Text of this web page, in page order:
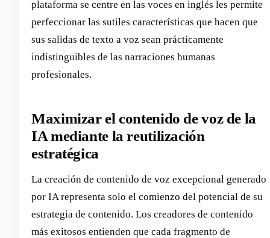
plataforma se centre en las voces en inglés les permite
perfeccionar las sutiles características que hacen que
sus salidas de texto a voz sean prácticamente
indistinguibles de las narraciones humanas
profesionales.
Maximizar el contenido de voz de la
IA mediante la reutilización
estratégica
La creación de contenido de voz excepcional generado
por IA representa solo el comienzo del potencial de su
estrategia de contenido. Los creadores de contenido
más exitosos entienden que cada fragmento de